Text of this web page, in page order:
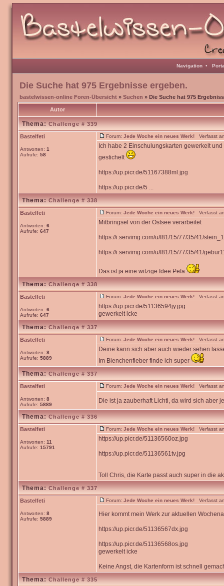
Navigation •
Die Suche hat 975 Ergebnisse ergeben.
bastelwissen-online Foren-Übersicht » Suchen » Die Suche hat 975
Autor
Thema:Challenge # 339
Bastelfeti
Antworten: 1
Aufrufe: 58
Forum: Jede Woche ein neues Werk! Verfasst
Ich habe 2 Einschulungskarten gewerkelt
gestichelt
https://up.picr.de/51167388ml.jpg
https://up.picr.de/5 ...
Thema:Challenge # 338
Bastelfeti
Antworten: 6
Aufrufe: 647
Forum: Jede Woche ein neues Werk! Verfasst
Mitbringsel von der Ostsee verarbeitet
https://i.servimg.com/u/f81/15/77/35/41/
https://i.servimg.com/u/f81/15/77/35/41/
Das ist ja eine witzige Idee Pefa
Thema:Challenge # 338
Bastelfeti
Antworten: 6
Aufrufe: 647
Forum: Jede Woche ein neues Werk! Verfasst
https://up.picr.de/51136594jy.jpg
gewerkelt icke
Thema:Challenge # 337
Bastelfeti
Antworten: 8
Aufrufe: 5889
Forum: Jede Woche ein neues Werk! Verfasst
Deine kann sich aber auch wieder sehen
Im Bienchenfieber finde ich super
Thema:Challenge # 337
Bastelfeti
Antworten: 8
Aufrufe: 5889
Forum: Jede Woche ein neues Werk! Verfasst
Die ist ja zauberhaft Lichti, da wird sich aber
Thema:Challenge # 336
Bastelfeti
Antworten: 11
Aufrufe: 15791
Forum: Jede Woche ein neues Werk! Verfasst
https://up.picr.de/51136560oz.jpg
https://up.picr.de/51136561tv.jpg
Toll Chris, die Karte passt auch super in die
Thema:Challenge # 337
Bastelfeti
Antworten: 8
Aufrufe: 5889
Forum: Jede Woche ein neues Werk! Verfasst
Hier kommt mein Werk zur aktuellen
https://up.picr.de/51136567dx.jpg
https://up.picr.de/51136568os.jpg
gewerkelt icke
Keine Angst, die Kartenform ist schnell
Thema:Challenge # 335